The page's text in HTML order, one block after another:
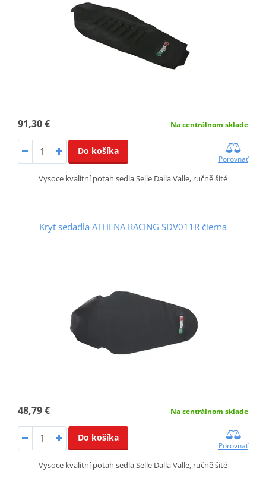
91,30 € Na centrálnom sklade
Do košíka
Porovnať
Vysoce kvalitní potah sedla Selle Dalla Valle, ručně šité
Kryt sedadla ATHENA RACING SDV011R čierna
48,79 € Na centrálnom sklade
Do košíka
Porovnať
Vysoce kvalitní potah sedla Selle Dalla Valle, ručně šité